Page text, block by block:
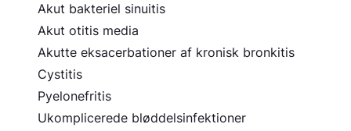
Akut bakteriel sinuitis
Akut otitis media
Akutte eksacerbationer af kronisk bronkitis
Cystitis
Pyelonefritis
Ukomplicerede bløddelsinfektioner